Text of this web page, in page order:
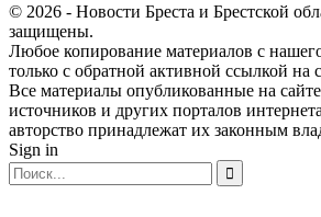
© 2026 - Новости Бреста и Брестской
защищены.
Любое копирование материалов с
только с обратной активной ссылкой на
Все материалы опубликованные на
источников и других порталов
авторство принадлежат их законным
Sign in